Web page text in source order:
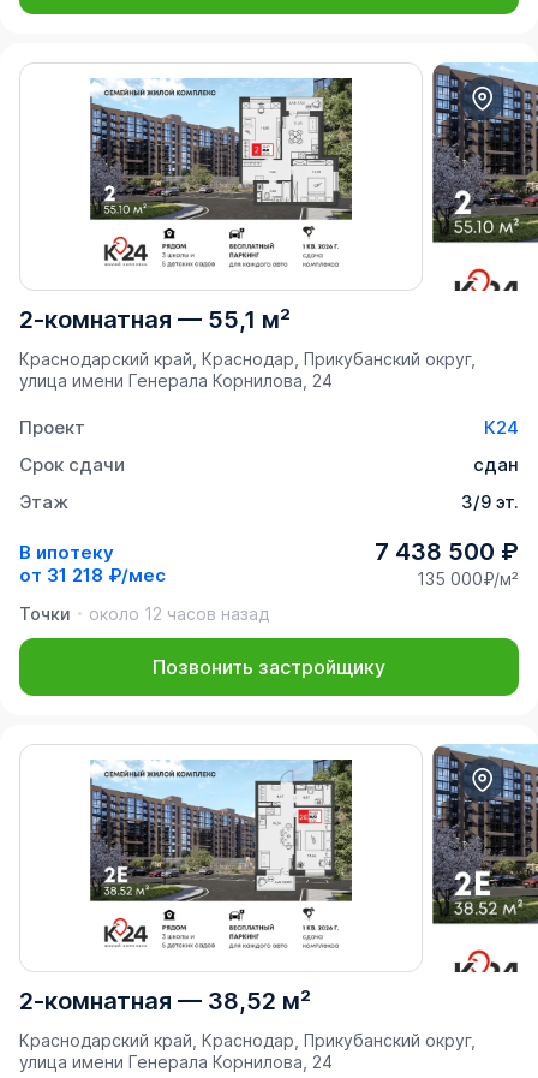
2-комнатная — 55,1 м²
Краснодарский край, Краснодар, Прикубанский округ,
улица имени Генерала Корнилова, 24
Проект
К24
Срок сдачи
сдан
Этаж
3/9 эт.
В ипотеку
от 31 218 ₽/мес
7 438 500 ₽
135 000₽/м²
Точки
около 12 часов назад
Позвонить застройщику
2-комнатная — 38,52 м²
Краснодарский край, Краснодар, Прикубанский округ,
улица имени Генерала Корнилова, 24